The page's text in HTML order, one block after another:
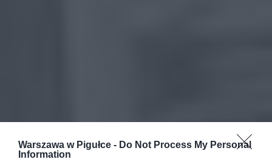
Warszawa w Pigułce - Do Not Process My Personal
Information